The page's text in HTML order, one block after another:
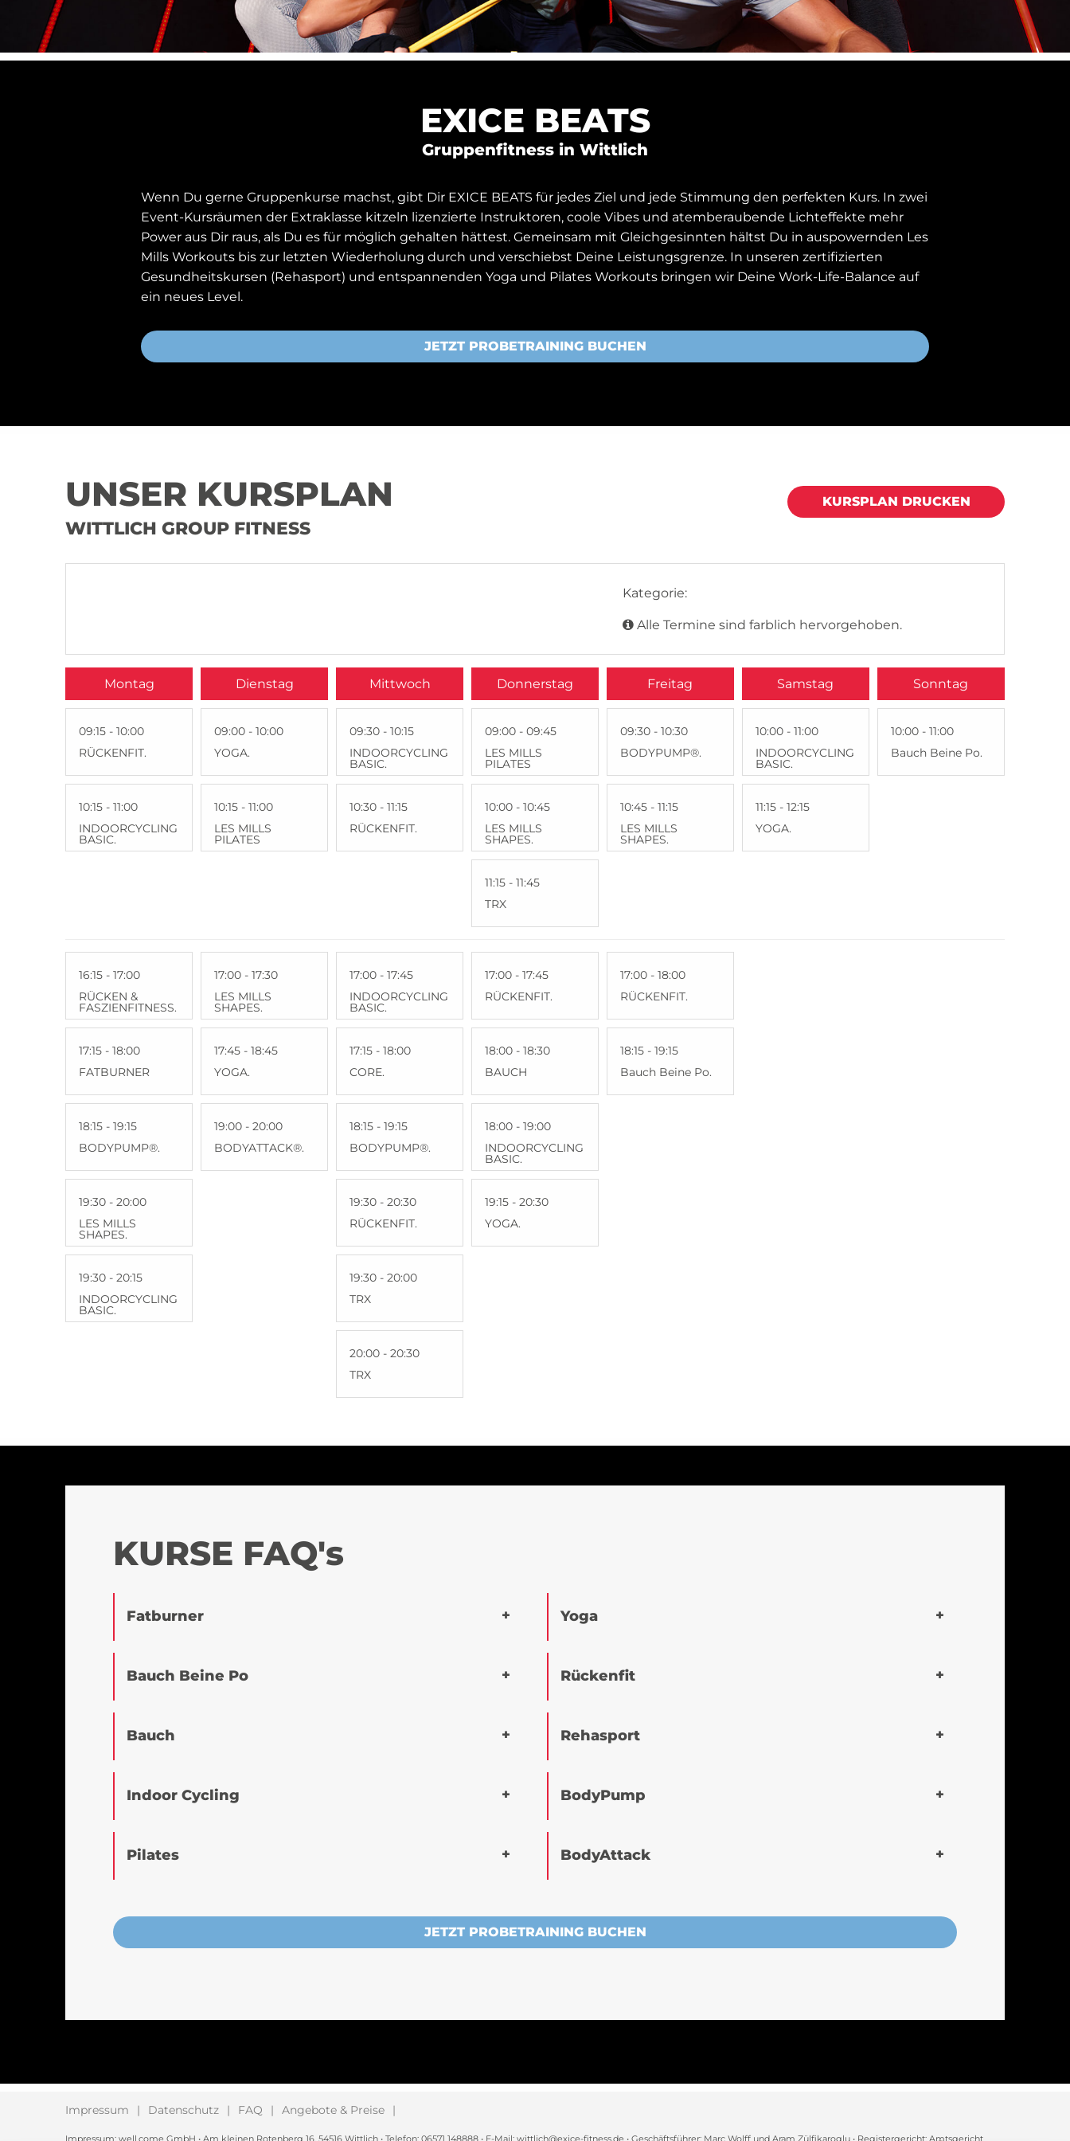
EXICE BEATS
Gruppenfitness in Wittlich
Wenn Du gerne Gruppenkurse machst, gibt Dir EXICE BEATS für jedes Ziel und jede Stimmung den perfekten Kurs. In zwei
Event-Kursräumen der Extraklasse kitzeln lizenzierte Instruktoren, coole Vibes und atemberaubende Lichteffekte mehr
Power aus Dir raus, als Du es für möglich gehalten hättest. Gemeinsam mit Gleichgesinnten hältst Du in auspowernden Les
Mills Workouts bis zur letzten Wiederholung durch und verschiebst Deine Leistungsgrenze. In unseren zertifizierten
Gesundheitskursen (Rehasport) und entspannenden Yoga und Pilates Workouts bringen wir Deine Work-Life-Balance auf
ein neues Level.
JETZT PROBETRAINING BUCHEN
UNSER KURSPLAN
WITTLICH GROUP FITNESS
KURSPLAN DRUCKEN
Kategorie:
Alle Termine sind farblich hervorgehoben.
Montag
09:15 - 10:00
RÜCKENFIT.
10:15 - 11:00
INDOORCYCLING
BASIC.
Dienstag
09:00 - 10:00
YOGA.
10:15 - 11:00
LES MILLS
PILATES
Mittwoch
09:30 - 10:15
INDOORCYCLING
BASIC.
10:30 - 11:15
RÜCKENFIT.
Donnerstag
09:00 - 09:45
LES MILLS
PILATES
10:00 - 10:45
LES MILLS
SHAPES.
11:15 - 11:45
TRX
Freitag
09:30 - 10:30
BODYPUMP®.
10:45 - 11:15
LES MILLS
SHAPES.
Samstag
10:00 - 11:00
INDOORCYCLING
BASIC.
11:15 - 12:15
YOGA.
Sonntag
10:00 - 11:00
Bauch Beine Po.
16:15 - 17:00
RÜCKEN &
FASZIENFITNESS.
17:15 - 18:00
FATBURNER
18:15 - 19:15
BODYPUMP®.
19:30 - 20:00
LES MILLS
SHAPES.
19:30 - 20:15
INDOORCYCLING
BASIC.
17:00 - 17:30
LES MILLS
SHAPES.
17:45 - 18:45
YOGA.
19:00 - 20:00
BODYATTACK®.
17:00 - 17:45
INDOORCYCLING
BASIC.
17:15 - 18:00
CORE.
18:15 - 19:15
BODYPUMP®.
19:30 - 20:30
RÜCKENFIT.
19:30 - 20:00
TRX
20:00 - 20:30
TRX
17:00 - 17:45
RÜCKENFIT.
18:00 - 18:30
BAUCH
18:00 - 19:00
INDOORCYCLING
BASIC.
19:15 - 20:30
YOGA.
17:00 - 18:00
RÜCKENFIT.
18:15 - 19:15
Bauch Beine Po.
KURSE FAQ's
Fatburner
Bauch Beine Po
Bauch
Indoor Cycling
Pilates
Yoga
Rückenfit
Rehasport
BodyPump
BodyAttack
JETZT PROBETRAINING BUCHEN
Impressum Datenschutz FAQ Angebote & Preise
Impressum: well.come GmbH • Am kleinen Rotenberg 16, 54516 Wittlich • Telefon: 06571 148888 • E-Mail: wittlich@exice-fitness.de • Geschäftsführer: Marc Wolff und Aram Zülfikaroglu • Registergericht: Amtsgericht